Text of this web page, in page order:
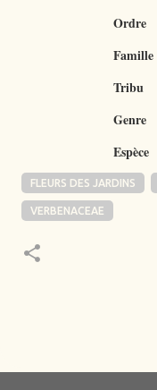
Ordre
Famille
Tribu
Genre
Espèce
FLEURS DES JARDINS
VERBENACEAE